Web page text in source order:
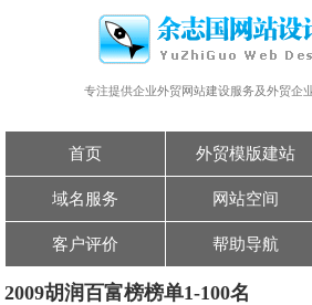
专注提供企业外贸网站建设服务及外贸企
首页 外贸模版建站
域名服务 网站空间
客户评价 帮助导航
2009胡润百富榜榜单1-100名